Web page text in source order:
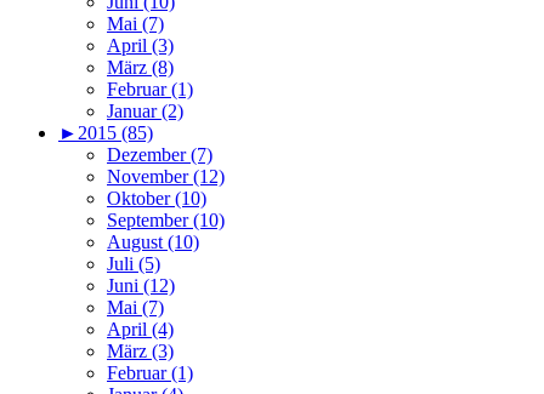
Mai (7)
April (3)
März (8)
Februar (1)
Januar (2)
► 2015 (85)
Dezember (7)
November (12)
Oktober (10)
September (10)
August (10)
Juli (5)
Juni (12)
Mai (7)
April (4)
März (3)
Februar (1)